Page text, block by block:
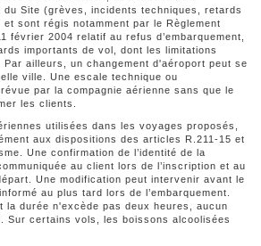
du Site (grèves, incidents techniques, retards
sont régis notamment par le Règlement
février 2004 relatif au refus d’embarquement,
importants de vol, dont les limitations
ailleurs, un changement d'aéroport peut se
ville. Une escale technique ou
par la compagnie aérienne sans que le
les clients.
utilisées dans les voyages proposés,
aux dispositions des articles R.211-15 et
Une confirmation de l’identité de la
au client lors de l’inscription et au
Une modification peut intervenir avant le
au plus tard lors de l’embarquement.
la durée n'excède pas deux heures, aucun
Sur certains vols, les boissons alcoolisées